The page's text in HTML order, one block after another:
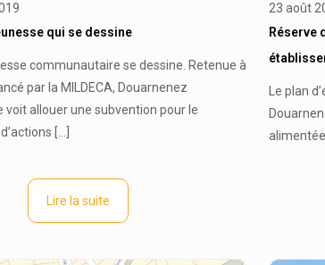
qui se dessine
communautaire se dessine. Retenue à
par la MILDECA, Douarnenez
voit allouer une subvention pour le
Lire la suite
23 août
Réserve
Le plan